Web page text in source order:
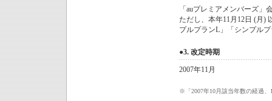
「auプレミアメンバーズ」
ただし、本年11月12日 (月)
プルプランL」「シンプル
●3. 改定時期
2007年11月
※ 「2007年10月該当年数の経過